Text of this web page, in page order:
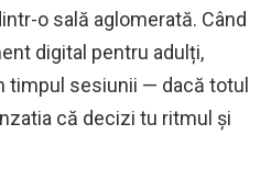
o sală aglomerată. Când
digital pentru adulți,
timpul sesiunii — dacă totul
că decizi tu ritmul și